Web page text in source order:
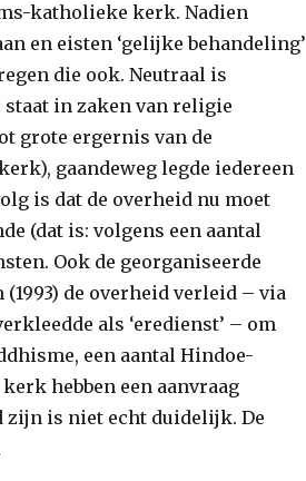
katholieke kerk. Nadien
en eisten ‘gelijke behandeling’
die ook. Neutraal is
staat in zaken van religie
grote ergernis van de
gaandeweg legde iedereen
is dat de overheid nu moet
(dat is: volgens een aantal
Ook de georganiseerde
de overheid verleid – via
als ‘eredienst’ – om
een aantal Hindoe-
hebben een aanvraag
zijn is niet echt duidelijk. De